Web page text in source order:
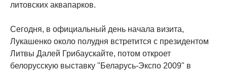
литовских аквапарков.
Сегодня, в официальный день начала визита,
Лукашенко около полудня встретится с президентом
Литвы Далей Грибаускайте, потом откроет
белорусскую выставку "Беларусь-Экспо 2009" в